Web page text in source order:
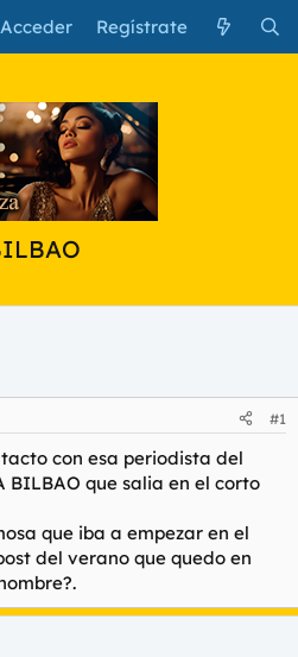
Acceder Regístrate
#1
con esa periodista del
BILBAO que salia en el corto
que iba a empezar en el
del verano que quedo en